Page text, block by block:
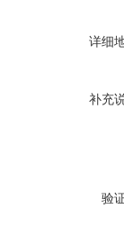
详细
补充
验